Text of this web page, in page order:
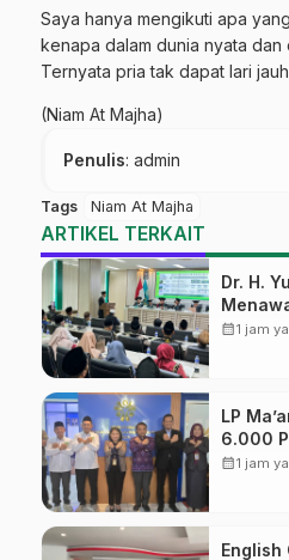
Saya hanya mengikuti apa
kenapa dalam dunia nyata dan
Ternyata pria tak dapat lari
(Niam At Majha)
Penulis: admin
Tags Niam At Majha
ARTIKEL TERKAIT
Dr. H.
calendar_month1 jam
LP
6.000
calendar_month1 jam